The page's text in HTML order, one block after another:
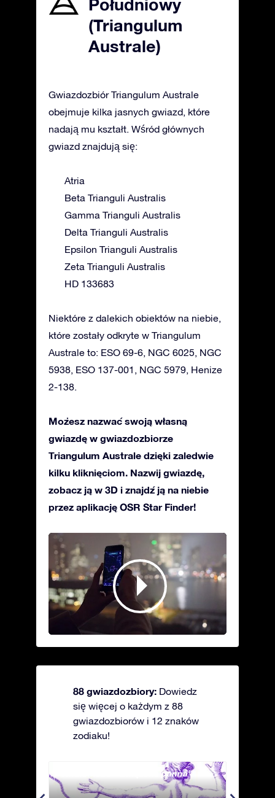
Południowy
(Triangulum
Australe)
Gwiazdozbiór Triangulum Australe
obejmuje kilka jasnych gwiazd, które
nadają mu kształt. Wśród głównych
gwiazd znajdują się:
Atria
Beta Trianguli Australis
Gamma Trianguli Australis
Delta Trianguli Australis
Epsilon Trianguli Australis
Zeta Trianguli Australis
HD 133683
Niektóre z dalekich obiektów na niebie,
które zostały odkryte w Triangulum
Australe to: ESO 69-6, NGC 6025, NGC
5938, ESO 137-001, NGC 5979, Henize
2-138.
Możesz nazwać swoją własną
gwiazdę w gwiazdozbiorze
Triangulum Australe dzięki zaledwie
kilku kliknięciom. Nazwij gwiazdę,
zobacz ją w 3D i znajdź ją na niebie
przez aplikację OSR Star Finder!
88 gwiazdozbiory: Dowiedz
się więcej o każdym z 88
gwiazdozbiorów i 12 znaków
zodiaku!
Andromeda - Związana panna